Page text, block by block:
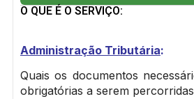
O QUE É O SERVIÇO:
Administração Tributária:
Quais os documentos
obrigatórias a serem